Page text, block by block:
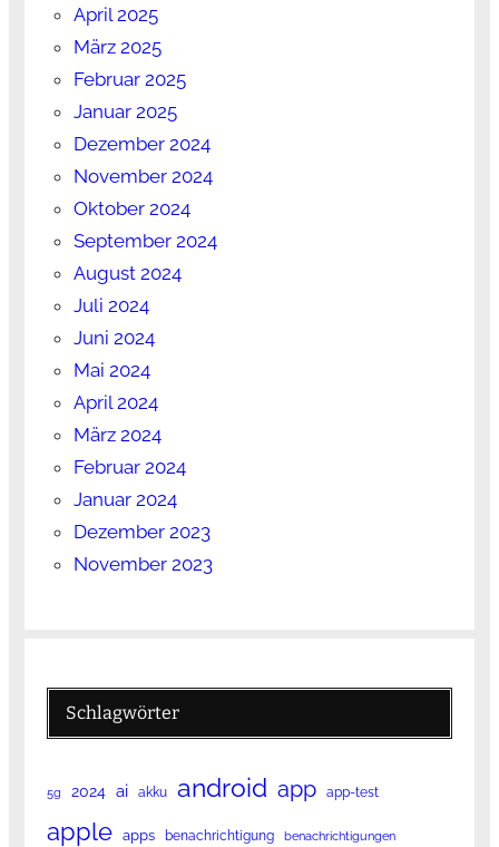
April 2025
März 2025
Februar 2025
Januar 2025
Dezember 2024
November 2024
Oktober 2024
September 2024
August 2024
Juli 2024
Juni 2024
Mai 2024
April 2024
März 2024
Februar 2024
Januar 2024
Dezember 2023
November 2023
Schlagwörter
5g 2024 ai akku android app app-test
apple apps benachrichtigung benachrichtigungen